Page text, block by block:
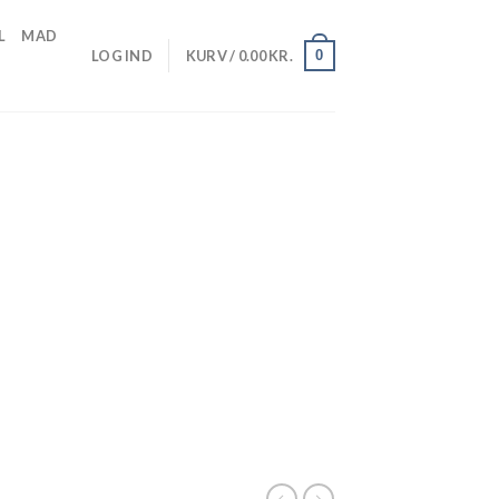
MAD
LOG IND KURV / 0.00KR. 0